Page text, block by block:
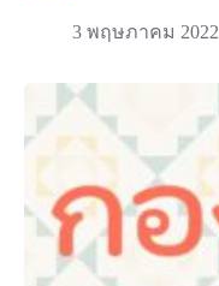
3 พฤษภาคม 2022